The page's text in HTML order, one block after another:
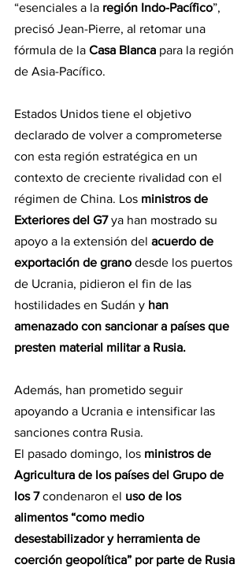
“esenciales a la región Indo-Pacífico”,
precisó Jean-Pierre, al retomar una
fórmula de la Casa Blanca para la región
de Asia-Pacífico.
Estados Unidos tiene el objetivo
declarado de volver a comprometerse
con esta región estratégica en un
contexto de creciente rivalidad con el
régimen de China. Los ministros de
Exteriores del G7 ya han mostrado su
apoyo a la extensión del acuerdo de
exportación de grano desde los puertos
de Ucrania, pidieron el fin de las
hostilidades en Sudán y han
amenazado con sancionar a países que
presten material militar a Rusia.
Además, han prometido seguir
apoyando a Ucrania e intensificar las
sanciones contra Rusia.
El pasado domingo, los ministros de
Agricultura de los países del Grupo de
los 7 condenaron el uso de los
alimentos “como medio
desestabilizador y herramienta de
coerción geopolítica” por parte de Rusia